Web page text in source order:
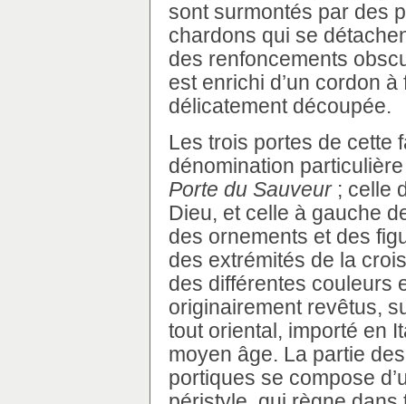
sont surmontés par des
chardons qui se
des renfoncements
est enrichi d’un cordon
délicatement découpée.
Les trois portes de cette
dénomination
Porte du Sauveur; celle
Dieu, et celle à gauche
des ornements et des
des extrémités de la
des différentes couleurs
originairement revêtus,
tout oriental, importé en
moyen âge. La partie
portiques se compose